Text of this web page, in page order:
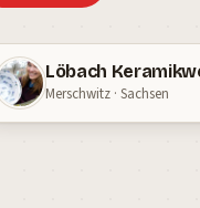
Löbach
Merschwitz · Sachsen